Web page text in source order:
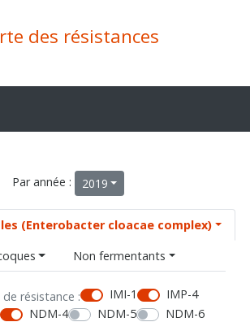
des résistances
Par année : 2019
(Enterobacter cloacae complex)
Non fermentants
résistance : IMI-1
IMP-4
NDM-4 NDM-5
NDM-6